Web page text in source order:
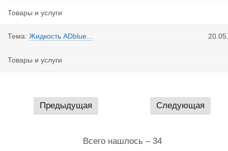
Товары и услуги
Тема: Жидкость ADblue...
Товары и услуги
Предыдущая Следующая
Всего нашлось – 34